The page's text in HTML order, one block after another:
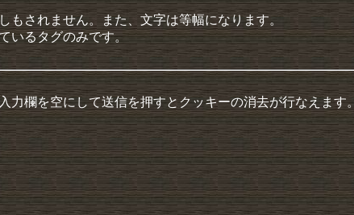
されません。また、文字は等幅になります。
いるタグのみです。
欄を空にして送信を押すとクッキーの消去が行なえます。